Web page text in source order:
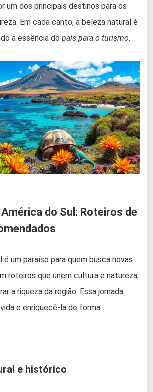
um dos principais destinos para os
Em cada canto, a beleza natural é
a essência do país para o turismo.
do Sul: Roteiros de
é um paraíso para quem busca novas
roteiros que unem cultura e natureza,
a riqueza da região. Essa jornada
e enriquecê-la de forma
e histórico